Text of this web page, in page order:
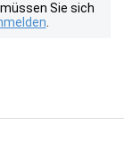
Sie sich